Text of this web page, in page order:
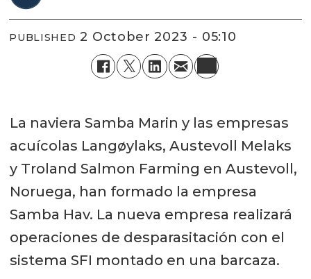
PUBLISHED 2 October 2023 - 05:10
La naviera Samba Marin y las empresas
acuícolas Langøylaks, Austevoll Melaks
y Troland Salmon Farming en Austevoll,
Noruega, han formado la empresa
Samba Hav. La nueva empresa realizará
operaciones de desparasitación con el
sistema SFI montado en una barcaza.